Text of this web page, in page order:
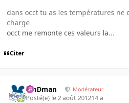
dans occt tu as les températures ne
charge
occt me remonte ces valeurs la...
Citer
RinDman Modérateur
Posté(e) le 2 août 201214 a